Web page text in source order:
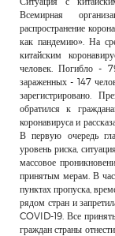
ОБЪЯВЛЕНИЯ
КОНТАКТЫ
Всемирная
распространение
как пандемию». На
китайским
человек. Погибло -
зараженных - 147
зарегистрировано.
обратился к
коронавируса и
В первую очередь
уровень риска,
массовое
принятым мерам. В
пунктах пропуска,
рядом стран и
COVID-19. Все
граждан страны